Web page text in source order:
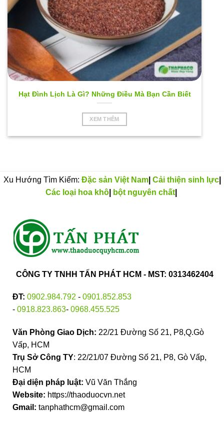
Hạt Đình Lịch Là Gì? Những Điều Mà Bạn Cần Biết
XEM THÊM
Xu Hướng Tìm Kiếm: Đặc sản Việt Nam| Cải thiện sinh lực|
Các loại hoa khô| bột nguyên chất|
CÔNG TY TNHH TẤN PHÁT HCM - MST: 0313462404
ĐT: 0902.984.792 - 0901.852.853
- 0918.823.863- 0968.455.525
Văn Phòng Giao Dịch: 22/21 Đường Số 21, P8,Q.Gò
Vấp, HCM
Trụ Sở Công TY: 22/21/07 Đường Số 21, P8, Gò Vấp,
HCM
Đại diện pháp luật: Vũ Văn Thắng
Website: https://thaoduocvn.net
Gmail: tanphathcm@gmail.com